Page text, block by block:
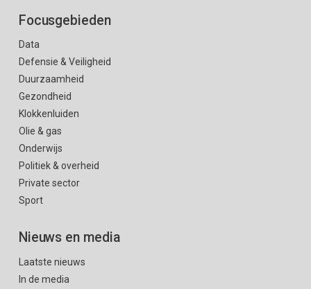
Focusgebieden
Data
Defensie & Veiligheid
Duurzaamheid
Gezondheid
Klokkenluiden
Olie & gas
Onderwijs
Politiek & overheid
Private sector
Sport
Nieuws en media
Laatste nieuws
In de media